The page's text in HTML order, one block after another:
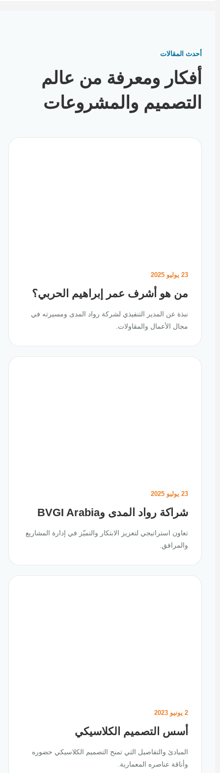
أحدث المقالات
أفكار ومعرفة من عالم
التصميم والمشروعات
23 يوليو 2025
من هو أشرف عمر إبراهيم الحربي؟
نبذة عن المدير التنفيذي لشركة رواد المدى ومسيرته في
مجال الأعمال والمقاولات.
23 يوليو 2025
شراكة رواد المدى وBVGI Arabia
تعاون استراتيجي لتعزيز الابتكار والتميّز في إدارة المشاريع
والمرافق.
أسس التصميم الكلاسيكي
المبادئ والتفاصيل التي تمنح التصميم الكلاسيكي حضوره
وأناقة عناصره المعمارية.